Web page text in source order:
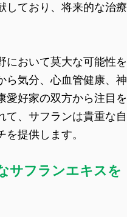
しており、将来的な治療
において莫大な可能性を
ら気分、心血管健康、神
愛好家の双方から注目を
て、サフランは貴重な自
提供します。
サフランエキスを